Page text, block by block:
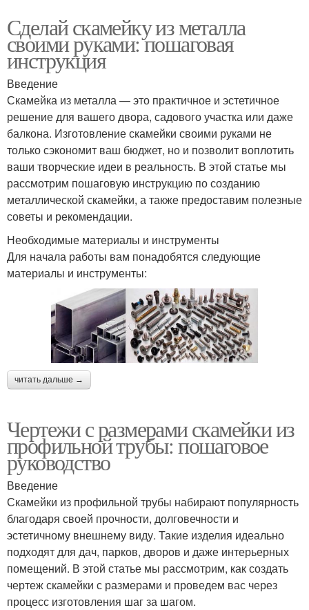
Сделай скамейку из металла
своими руками: пошаговая
инструкция
Введение
Скамейка из металла — это практичное и эстетичное
решение для вашего двора, садового участка или даже
балкона. Изготовление скамейки своими руками не
только сэкономит ваш бюджет, но и позволит воплотить
ваши творческие идеи в реальность. В этой статье мы
рассмотрим пошаговую инструкцию по созданию
металлической скамейки, а также предоставим полезные
советы и рекомендации.
Необходимые материалы и инструменты
Для начала работы вам понадобятся следующие
материалы и инструменты:
читать дальше →
Чертежи с размерами скамейки из
профильной трубы: пошаговое
руководство
Введение
Скамейки из профильной трубы набирают популярность
благодаря своей прочности, долговечности и
эстетичному внешнему виду. Такие изделия идеально
подходят для дач, парков, дворов и даже интерьерных
помещений. В этой статье мы рассмотрим, как создать
чертеж скамейки с размерами и проведем вас через
процесс изготовления шаг за шагом.